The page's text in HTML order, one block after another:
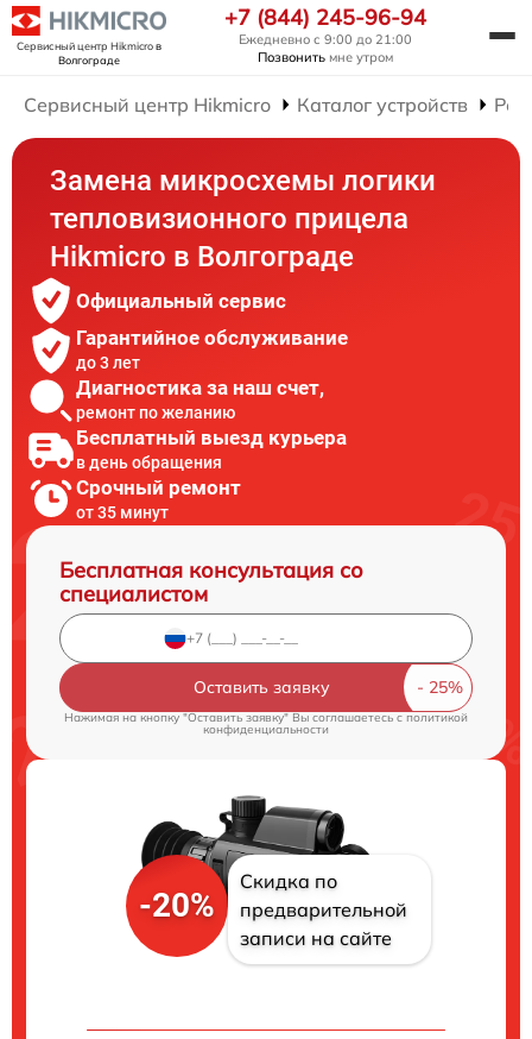
Сервисный центр Hikmicroв
Волгограде
+7 (844) 245-96-94
Ежедневно с 9:00 до 21:00
Позвонить мне утром
Сервисный центр Hikmicro Каталог устройств
Замена микросхемы логики
тепловизионного прицела
Hikmicro в Волгограде
Официальный сервис
Гарантийное обслуживание
до 3 лет
Диагностика за наш счет,
ремонт по желанию
Бесплатный выезд курьера
в день обращения
Срочный ремонт
от 35 минут
Бесплатная консультация со
специалистом
Оставить заявку
Нажимая на кнопку "Оставить заявку" Вы соглашаетесь cполитикой
конфиденциальности
-20%
Скидка по
предварительной
записи на сайте